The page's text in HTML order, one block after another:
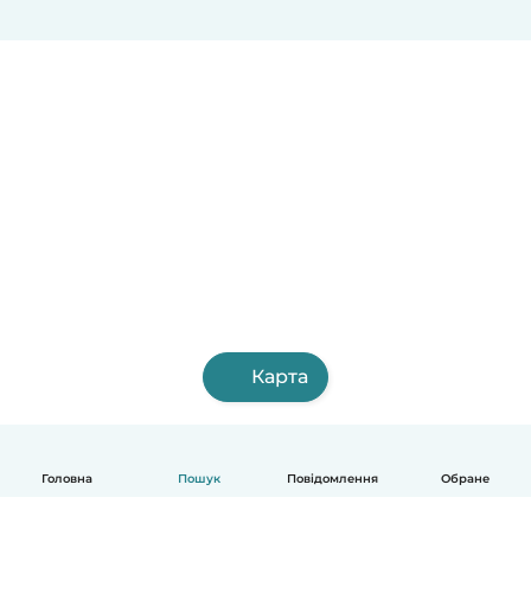
Головна Пошук Повідомлення Обране
Карта